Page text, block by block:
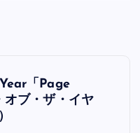
「Page
ブ・ザ・イヤ